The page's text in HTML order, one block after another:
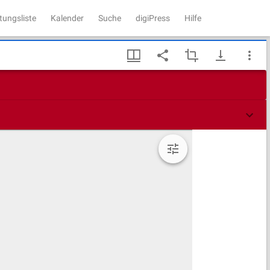
Kalender Suche digiPress Hilfe